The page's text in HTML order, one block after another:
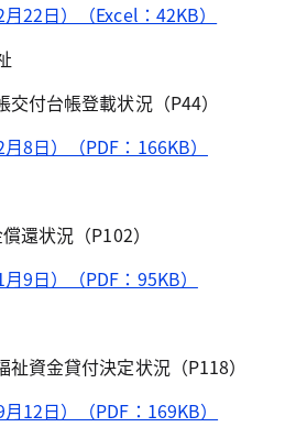
22日）（Excel：42KB）
付台帳登載状況（P44）
8日）（PDF：166KB）
還状況（P102）
9日）（PDF：95KB）
資金貸付決定状況（P118）
12日）（PDF：169KB）